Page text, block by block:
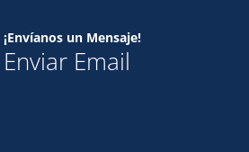
¡Envíanos un Mensaje!
Enviar Email